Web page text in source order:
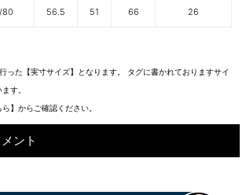
80 56.5 51 66 26
った【実寸サイズ】となります。 タグに書かれておりますサイ
す。
ら】から ご確認ください。
ント